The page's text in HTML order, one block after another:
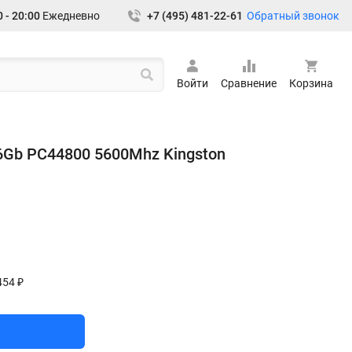
- 20:00 Ежедневно +7 (495) 481-22-61 Обратный звонок
Войти Сравнение Корзина
PC44800 5600Mhz Kingston
₽